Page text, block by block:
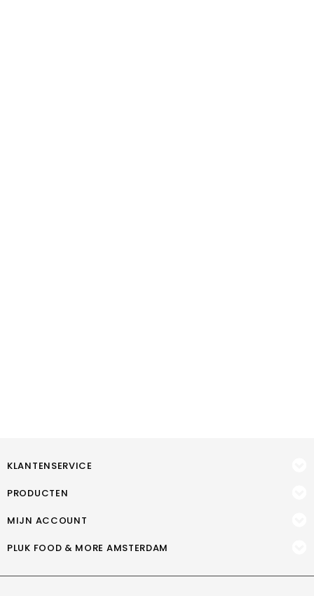
KLANTENSERVICE
PRODUCTEN
MIJN ACCOUNT
PLUK FOOD & MORE AMSTERDAM